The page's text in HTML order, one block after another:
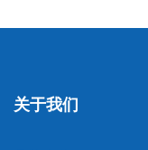
关于我们